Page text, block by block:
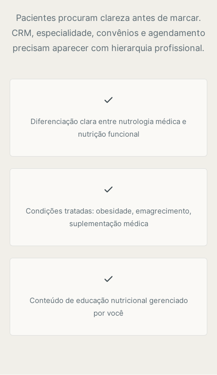
Pacientes procuram clareza antes de marcar.
CRM, especialidade, convênios e agendamento
precisam aparecer com hierarquia profissional.
Diferenciação clara entre nutrologia médica e
nutrição funcional
Condições tratadas: obesidade, emagrecimento,
suplementação médica
Conteúdo de educação nutricional gerenciado
por você